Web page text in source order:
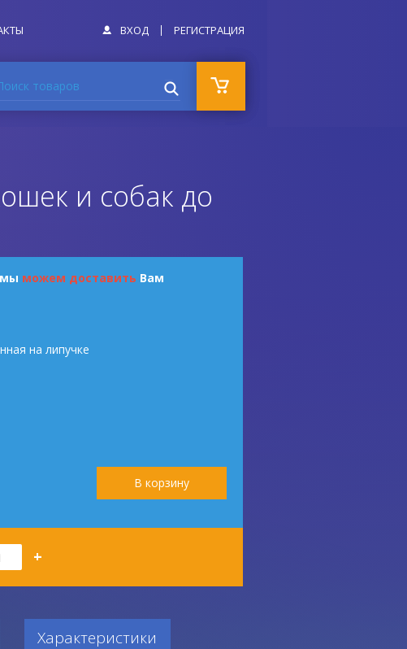
ВХОД РЕГИСТРАЦИЯ
товаров
и собак до
мы можем доставить Вам
на липучке
+
Характеристики